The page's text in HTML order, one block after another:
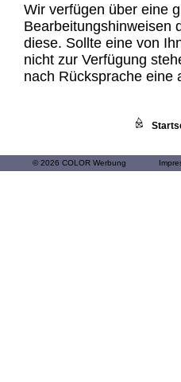
Wir verfügen über eine
Bearbeitungshinweisen
diese. Sollte eine von
nicht zur Verfügung
nach Rücksprache eine
© 2026 COLOR Werbung